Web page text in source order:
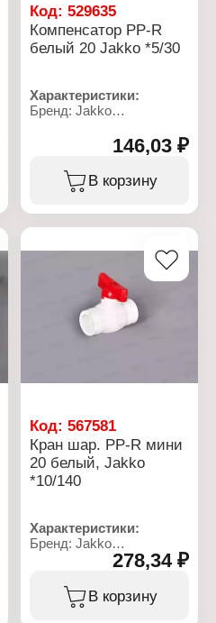
Код:529635
Компенсатор PP-R
белый 20 Jakko *5/30
Характеристики:
Бренд: Jakko
Тип товара: Компенсатор
Диаметр: 20 мм
Материал: полипропилен
Цвет: белый
температура: 95 С
сварной
146,03 ₽
В корзину
Код:567581
Кран шар. PP-R мини
20 белый, Jakko
*10/140
Характеристики:
Бренд: Jakko
Артикул: 101345020T
Вид: шаровой
Тип соединения: сварка
278,34 ₽
В корзину